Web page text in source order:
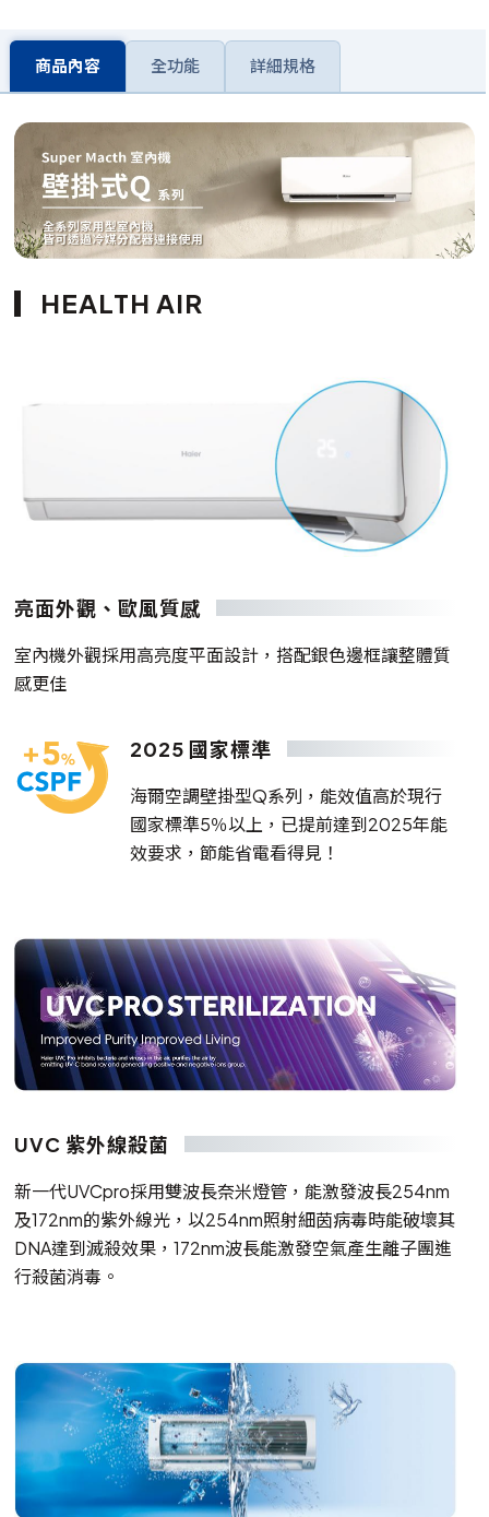
商品內容 全功能 詳細規格
HEALTH AIR
亮面外觀、歐風質感
室內機外觀採用高亮度平面設計，搭配銀色邊框讓整體質
感更佳
2025 國家標準
海爾空調壁掛型Q系列，能效值高於現行
國家標準5％以上，已提前達到2025年能
效要求，節能省電看得見！
UVC 紫外線殺菌
新一代UVCpro採用雙波長奈米燈管，能激發波長254nm
及172nm的紫外線光，以254nm照射細茵病毒時能破壞其
DNA達到滅殺效果，172nm波長能激發空氣產生離子團進
行殺菌消毒。